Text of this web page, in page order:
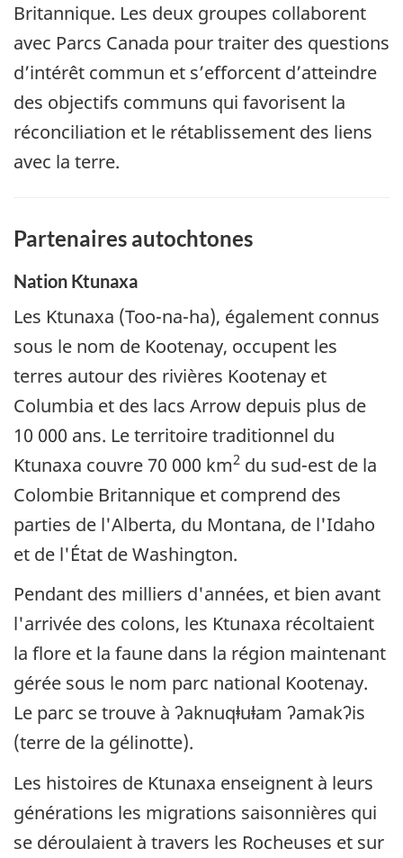
Britannique. Les deux groupes collaborent
avec Parcs Canada pour traiter des questions
d’intérêt commun et s’efforcent d’atteindre
des objectifs communs qui favorisent la
réconciliation et le rétablissement des liens
avec la terre.
Partenaires autochtones
Nation Ktunaxa
Les Ktunaxa (Too-na-ha), également connus
sous le nom de Kootenay, occupent les
terres autour des rivières Kootenay et
Columbia et des lacs Arrow depuis plus de
10 000 ans. Le territoire traditionnel du
Ktunaxa couvre 70 000 km2 du sud-est de la
Colombie Britannique et comprend des
parties de l'Alberta, du Montana, de l'Idaho
et de l'État de Washington.
Pendant des milliers d'années, et bien avant
l'arrivée des colons, les Ktunaxa récoltaient
la flore et la faune dans la région maintenant
gérée sous le nom parc national Kootenay.
Le parc se trouve à ʔaknuqⱡuⱡam ʔamakʔis
(terre de la gélinotte).
Les histoires de Ktunaxa enseignent à leurs
générations les migrations saisonnières qui
se déroulaient à travers les Rocheuses et sur